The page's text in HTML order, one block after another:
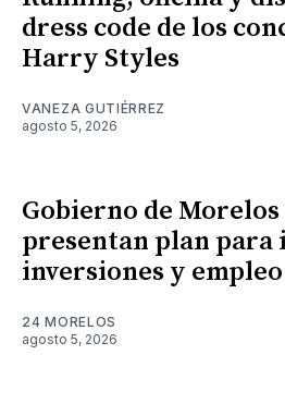
dress code de los
Harry Styles
VANEZA GUTIÉRREZ
agosto 5, 2026
Gobierno de
presentan plan para
inversiones y
24 MORELOS
agosto 5, 2026